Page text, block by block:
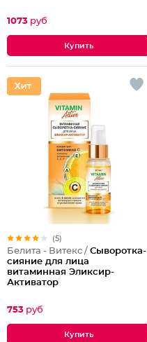
1073 руб
(5)
Белита - Витекс / Сыворотка-
сияние для лица
витаминная Эликсир-
Активатор
753 руб